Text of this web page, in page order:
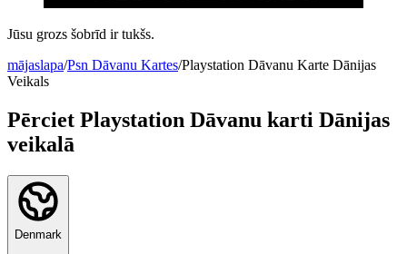
Jūsu grozs šobrīd ir tukšs.
mājaslapa/Psn Dāvanu Kartes/Playstation Dāvanu Karte Dānijas
Veikals
Pērciet Playstation Dāvanu karti Dānijas
veikalā
Denmark